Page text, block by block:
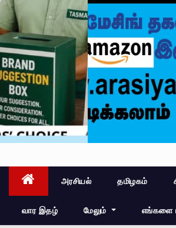
அரசியல் தமிழகம்
வார இதழ் மேலும் எங்களை